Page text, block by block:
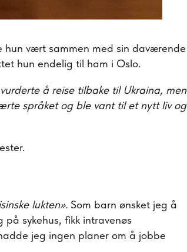
vært sammen med sin daværende
hun endelig til ham i Oslo.
å reise tilbake til Ukraina, men
språket og ble vant til et nytt liv og
lukten».Som barn ønsket jeg å
sykehus, fikk intravenøs
jeg ingen planer om å jobbe